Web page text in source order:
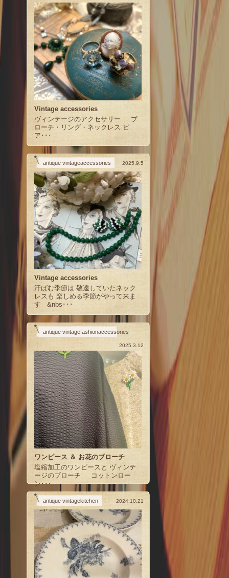
Vintage accessories
ヴィンテージのアクセサリー ブ
ローチ・リング・ネックレス ピ
ア･･･
antique vintageaccessories 2025.9.5
Vintage accessories
汗ばむ季節は 敬遠していたネック
レスも 楽しめる季節がやって来ま
す &nbs･･･
antique vintagefashionaccessories
2025.3.12
ワンピース ＆ お花のブローチ
塩縮加工のワンピースと ヴィンテ
ージのブローチ コットンロー
ン･･･
antique vintagekitchen 2024.10.21